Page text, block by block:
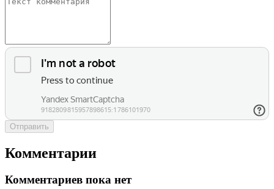
Отправить
Комментарии
Комментариев пока нет